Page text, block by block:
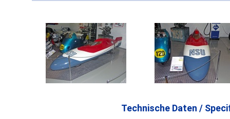
Technische Daten /